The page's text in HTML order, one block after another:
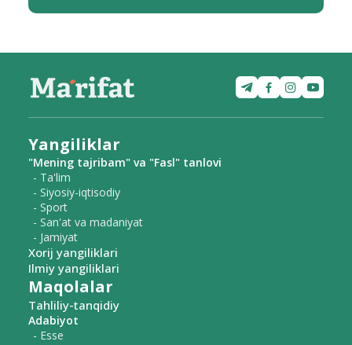
Yangiliklar
"Mening tajribam" va "Fasl" tanlovi
- Ta'lim
- Siyosiy-iqtisodiy
- Sport
- San'at va madaniyat
- Jamiyat
Xorij yangiliklari
Ilmiy yangiliklari
Maqolalar
Tahliliy-tanqidiy
Adabiyot
- Esse